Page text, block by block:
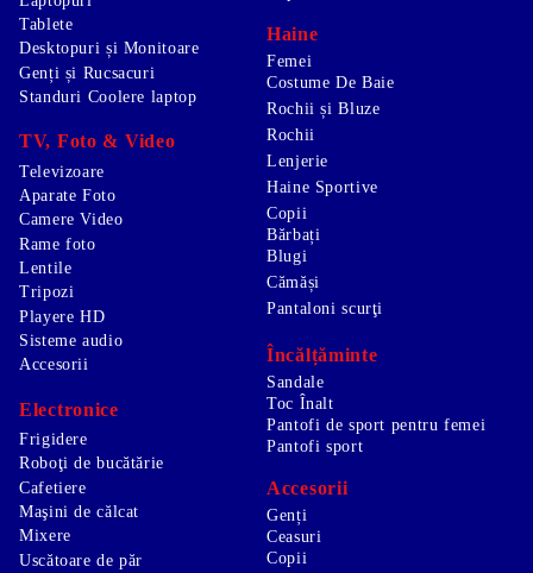
Tablete
Desktopuri și Monitoare
Genți și Rucsacuri
Standuri Coolere laptop
TV, Foto & Video
Televizoare
Aparate Foto
Camere Video
Rame foto
Lentile
Tripozi
Playere HD
Sisteme audio
Accesorii
Electronice
Frigidere
Roboţi de bucătărie
Cafetiere
Maşini de călcat
Mixere
Uscătoare de păr
Haine
Femei
Costume De Baie
Rochii și Bluze
Rochii
Lenjerie
Haine Sportive
Copii
Bărbați
Blugi
Cămăși
Pantaloni scurţi
Încălțăminte
Sandale
Toc Înalt
Pantofi de sport pentru femei
Pantofi sport
Accesorii
Genți
Ceasuri
Copii